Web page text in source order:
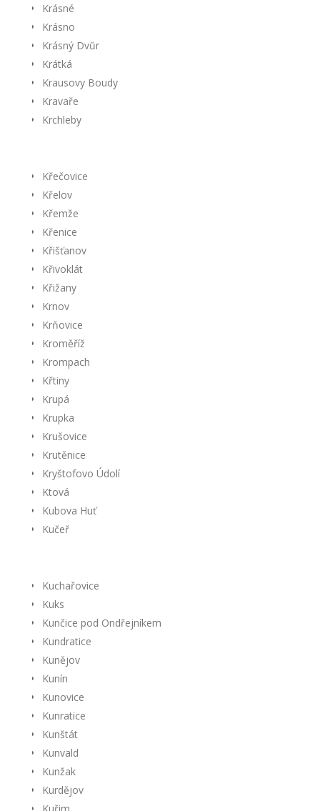
Krásné
Krásno
Krásný Dvŭr
Krátká
Krausovy Boudy
Kravaře
Krchleby
Křečovice
Křelov
Křemže
Křenice
Křišťanov
Křivoklát
Křižany
Krnov
Krňovice
Kroměříž
Krompach
Křtiny
Krupá
Krupka
Krušovice
Krutěnice
Kryštofovo Údolí
Ktová
Kubova Huť
Kučeř
Kuchařovice
Kuks
Kunčice pod Ondřejníkem
Kundratice
Kunějov
Kunín
Kunovice
Kunratice
Kunštát
Kunvald
Kunžak
Kurdějov